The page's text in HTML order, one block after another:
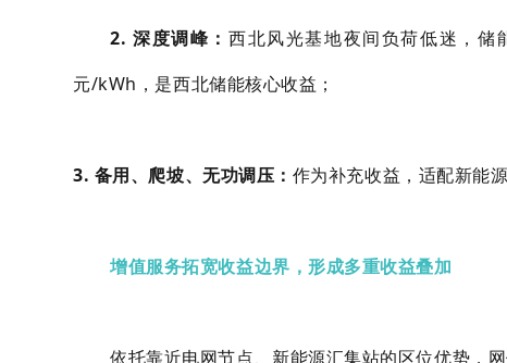
2. 深度调峰： 西北风光基地夜间负荷低迷，储
元/kWh，是西北储能核心收益；
3. 备用、爬坡、无功调压： 作为补充收益，适配新能
增值服务拓宽收益边界，形成多重收益叠加
依托靠近电网节点、新能源汇集站的区位优势，